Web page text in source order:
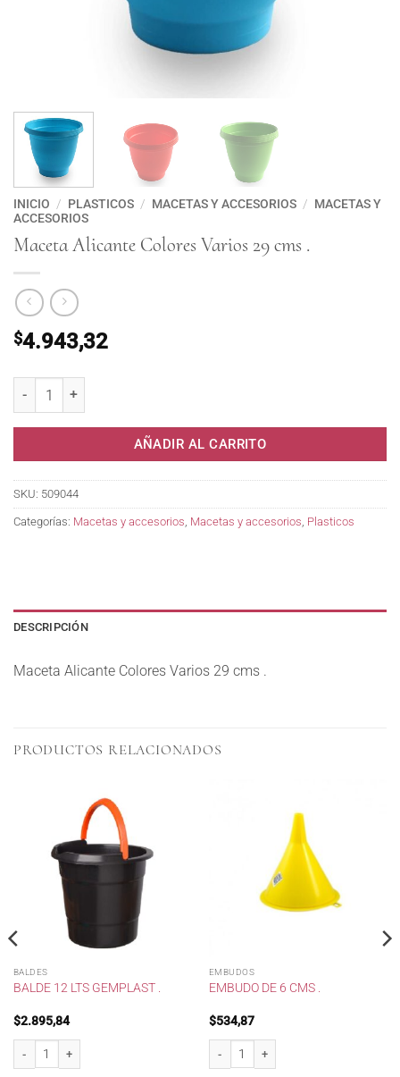
INICIO / PLASTICOS / MACETAS Y ACCESORIOS / MACETAS Y
ACCESORIOS
Maceta Alicante Colores Varios 29 cms .
$4.943,32
AÑADIR AL CARRITO
SKU: 509044
Categorías: Macetas y accesorios, Macetas y accesorios, Plasticos
DESCRIPCIÓN
Maceta Alicante Colores Varios 29 cms .
PRODUCTOS RELACIONADOS
BALDES
BALDE 12 LTS GEMPLAST .
$2.895,84
Balde 12 lts Gemplast . cantidad
EMBUDOS
EMBUDO DE 6 CMS .
$534,87
Embudo de 6 cms . cantidad